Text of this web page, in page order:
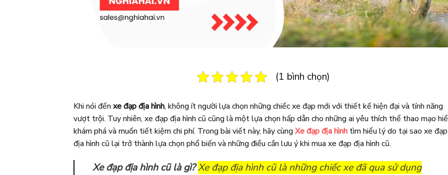
(1 bình chọn)
Khi nói đến xe đạp địa hình, không ít người lựa chọn những chiếc xe đạp mới với thiết kế hiện đại và tính năng
vượt trội. Tuy nhiên, xe đạp địa hình cũ cũng là một lựa chọn hấp dẫn cho những ai yêu thích thể thao mạo
khám phá và muốn tiết kiệm chi phí. Trong bài viết này, hãy cùng Xe đạp địa hình tìm hiểu lý do tại sao xe đạp
địa hình cũ lại trở thành lựa chọn phổ biến và những điều cần lưu ý khi mua xe đạp địa hình cũ.
Xe đạp địa hình cũ là gì?Xe đạp địa hình cũ là những chiếc xe đã qua sử dụng